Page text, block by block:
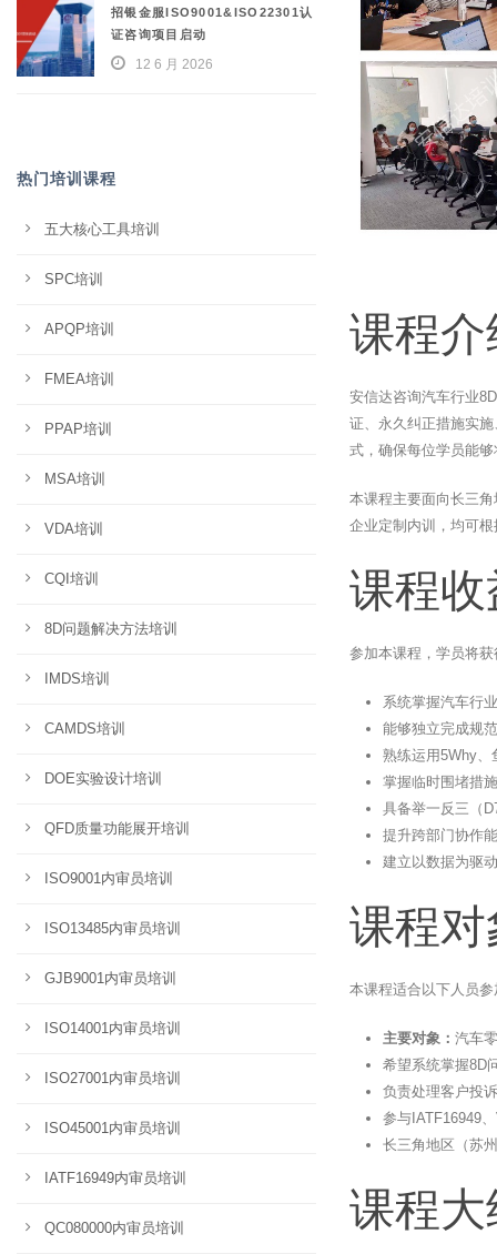
课程介
安信达咨询汽车行业
证、永久纠正措施实
式，确保每位学员能
本课程主要面向长三
企业定制内训，均可
课程收
参加本课程，学员将
系统掌握汽车行
能够独立完成规
熟练运用5Why
掌握临时围堵措
具备举一反三（
提升跨部门协作
建立以数据为驱
课程对
本课程适合以下人员参
主要对象： 汽车
希望系统掌握8D
负责处理客户投
参与IATF16949
长三角地区（苏
课程大
招银金服ISO9001&ISO22301认
证咨询项目启动
12 6 月 2026
热门培训课程
五大核心工具培训
SPC培训
APQP培训
FMEA培训
PPAP培训
MSA培训
VDA培训
CQI培训
8D问题解决方法培训
IMDS培训
CAMDS培训
DOE实验设计培训
QFD质量功能展开培训
ISO9001内审员培训
ISO13485内审员培训
GJB9001内审员培训
ISO14001内审员培训
ISO27001内审员培训
ISO45001内审员培训
IATF16949内审员培训
QC080000内审员培训